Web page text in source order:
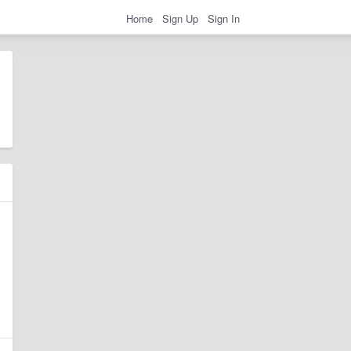
Home Sign Up Sign In